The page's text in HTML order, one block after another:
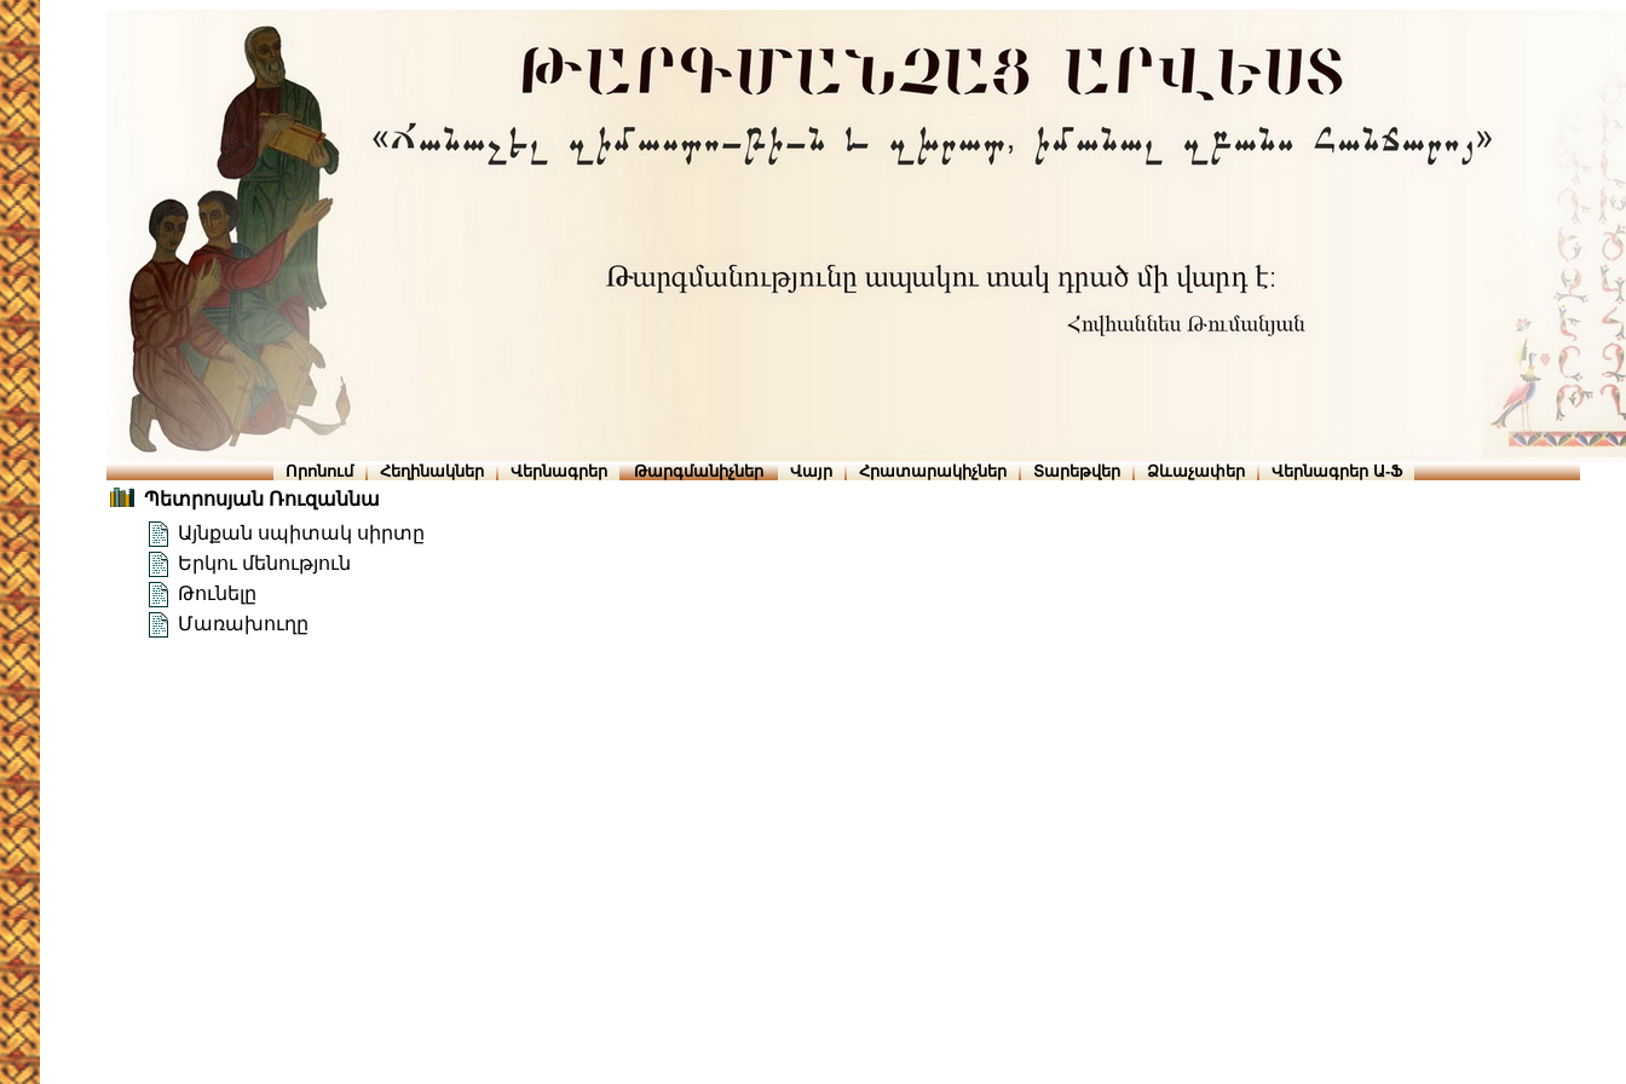
Որոնում Հեղինակներ Վերնագրեր Թարգմանիչներ Վայր Հրատարակիչներ Տարեթվեր Ձևաչափեր Վերնագրեր Ա-Ֆ
Պետրոսյան Ռուզաննա
Այնքան սպիտակ սիրտը
Երկու մենություն
Թունելը
Մառախուղը